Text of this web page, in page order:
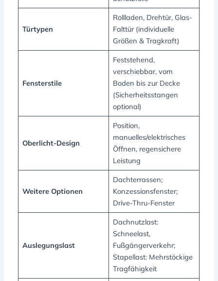
Türtypen
Rollladen, Drehtür, Glas-
Falttür (individuelle
Größen & Tragkraft)
Fensterstile
Feststehend,
verschiebbar, vom
Boden bis zur Decke
(Sicherheitsstangen
optional)
Oberlicht-Design
Position,
manuelles/elektrisches
Öffnen, regensichere
Leistung
Weitere Optionen
Dachterrassen;
Konzessionsfenster;
Drive-Thru-Fenster
Auslegungslast
Dachnutzlast:
Schneelast,
Fußgängerverkehr;
Stapellast: Mehrstöckige
Tragfähigkeit